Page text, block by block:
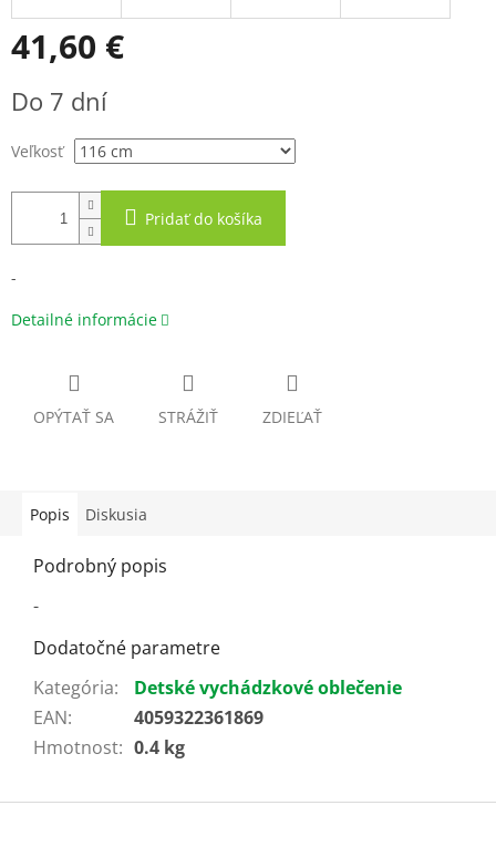
41,60 €
cena:
Do 7 dní
Veľkosť
Pridať do košíka
-
Detailné informácie
OPÝTAŤ SA STRÁŽIŤ ZDIEĽAŤ
Popis Diskusia
Podrobný popis
-
Dodatočné parametre
Kategória:
Detské vychádzkové oblečenie
EAN:
4059322361869
Hmotnost: 0.4 kg
Z